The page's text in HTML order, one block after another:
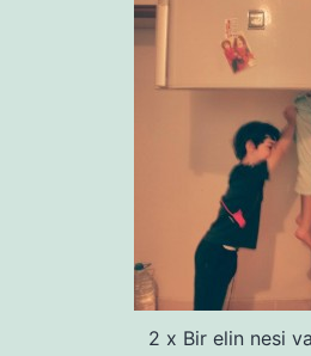
2 x Bir elin nesi